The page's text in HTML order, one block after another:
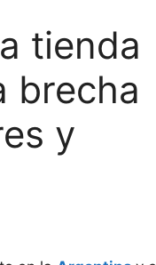
tienda
brecha
y